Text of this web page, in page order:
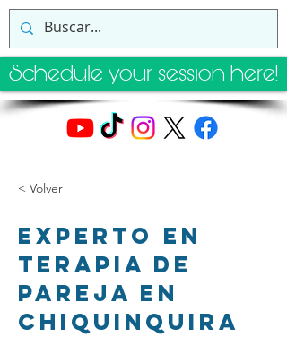
Schedule your session here!
< Volver
Experto en
terapia de
pareja en
Chiquinquira